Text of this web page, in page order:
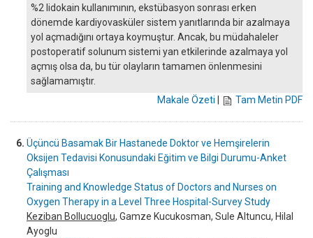
%2 lidokain kullanımının, ekstübasyon sonrası erken
dönemde kardiyovasküler sistem yanıtlarında bir azalmaya
yol açmadığını ortaya koymuştur. Ancak, bu müdahaleler
postoperatif solunum sistemi yan etkilerinde azalmaya yol
açmış olsa da, bu tür olayların tamamen önlenmesini
sağlamamıştır.
Makale Özeti
Tam Metin PDF
6. Üçüncü Basamak Bir Hastanede Doktor ve Hemşirelerin
Oksijen Tedavisi Konusundaki Eğitim ve Bilgi Durumu-Anket
Çalışması
Training and Knowledge Status of Doctors and Nurses on
Oxygen Therapy in a Level Three Hospital-Survey Study
Keziban Bollucuoglu, Gamze Kucukosman, Sule Altuncu, Hilal
Ayoglu